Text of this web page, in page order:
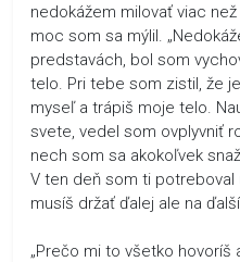
nedokážem milovať viac
moc som sa mýlil.
predstavách, bol som
telo. Pri tebe som zistil, že
myseľ a trápiš moje telo.
svete, vedel som ovplyvniť
nech som sa akokoľvek
V ten deň som ti potreboval
musíš držať ďalej ale na
„Prečo mi to všetko hovoríš